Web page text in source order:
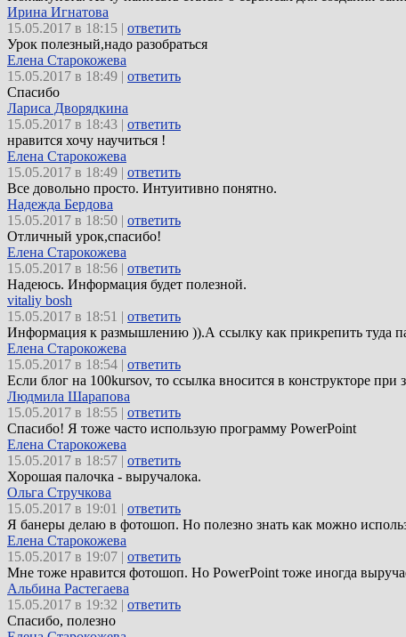
Ирина Игнатова
15.05.2017 в 18:15 | ответить
Урок полезный,надо разобраться
Елена Старокожева
15.05.2017 в 18:49 | ответить
Спасибо
Лариса Дворядкина
15.05.2017 в 18:43 | ответить
нравится хочу научиться !
Елена Старокожева
15.05.2017 в 18:49 | ответить
Все довольно просто. Интуитивно понятно.
Надежда Бердова
15.05.2017 в 18:50 | ответить
Отличный урок,спасибо!
Елена Старокожева
15.05.2017 в 18:56 | ответить
Надеюсь. Информация будет полезной.
vitaliy bosh
15.05.2017 в 18:51 | ответить
Информация к размышлению )).А ссылку как прикрепить туда
Елена Старокожева
15.05.2017 в 18:54 | ответить
Если блог на 100kursov, то ссылка вносится в конструкторе при
Людмила Шарапова
15.05.2017 в 18:55 | ответить
Спасибо! Я тоже часто использую программу PowerPoint
Елена Старокожева
15.05.2017 в 18:57 | ответить
Хорошая палочка - выручалока.
Ольга Стручкова
15.05.2017 в 19:01 | ответить
Я банеры делаю в фотошоп. Но полезно знать как можно
Елена Старокожева
15.05.2017 в 19:07 | ответить
Мне тоже нравится фотошоп. Но PowerPoint тоже иногда
Альбина Растегаева
15.05.2017 в 19:32 | ответить
Спасибо, полезно